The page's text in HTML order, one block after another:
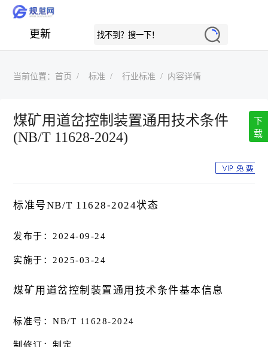
更新
当前位置： 首页 标准 行业标准 内容详情
煤矿用道岔控制装置通用技术条件
(NB/T 11628-2024)
下
载
标准号NB/T 11628-2024状态
发布于：2024-09-24
实施于：2025-03-24
煤矿用道岔控制装置通用技术条件基本信息
标准号：NB/T 11628-2024